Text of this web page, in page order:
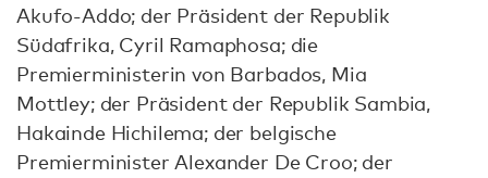
Akufo-Addo; der Präsident der Republik
Südafrika, Cyril Ramaphosa; die
Premierministerin von Barbados, Mia
Mottley; der Präsident der Republik Sambia,
Hakainde Hichilema; der belgische
Premierminister Alexander De Croo; der